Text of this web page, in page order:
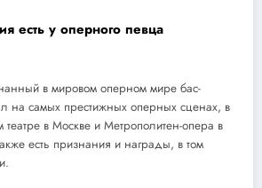
есть у оперного певца
в мировом оперном мире бас-
на самых престижных оперных сценах, в
в Москве и Метрополитен-опера в
есть признания и награды, в том